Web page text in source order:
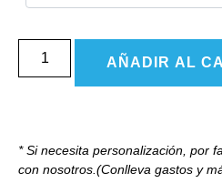
AÑADIR AL
* Si necesita personalización, por
con nosotros.(Conlleva gastos y